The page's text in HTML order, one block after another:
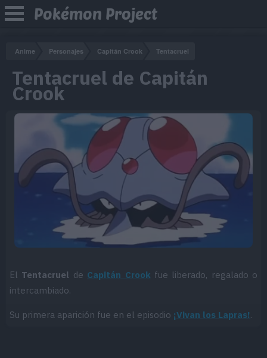
Pokémon Project
Anime Personajes Capitán Crook Tentacruel
Tentacruel de Capitán
Crook
El Tentacruel de Capitán Crook fue liberado, regalado o
intercambiado.
Su primera aparición fue en el episodio ¡Vivan los Lapras!.